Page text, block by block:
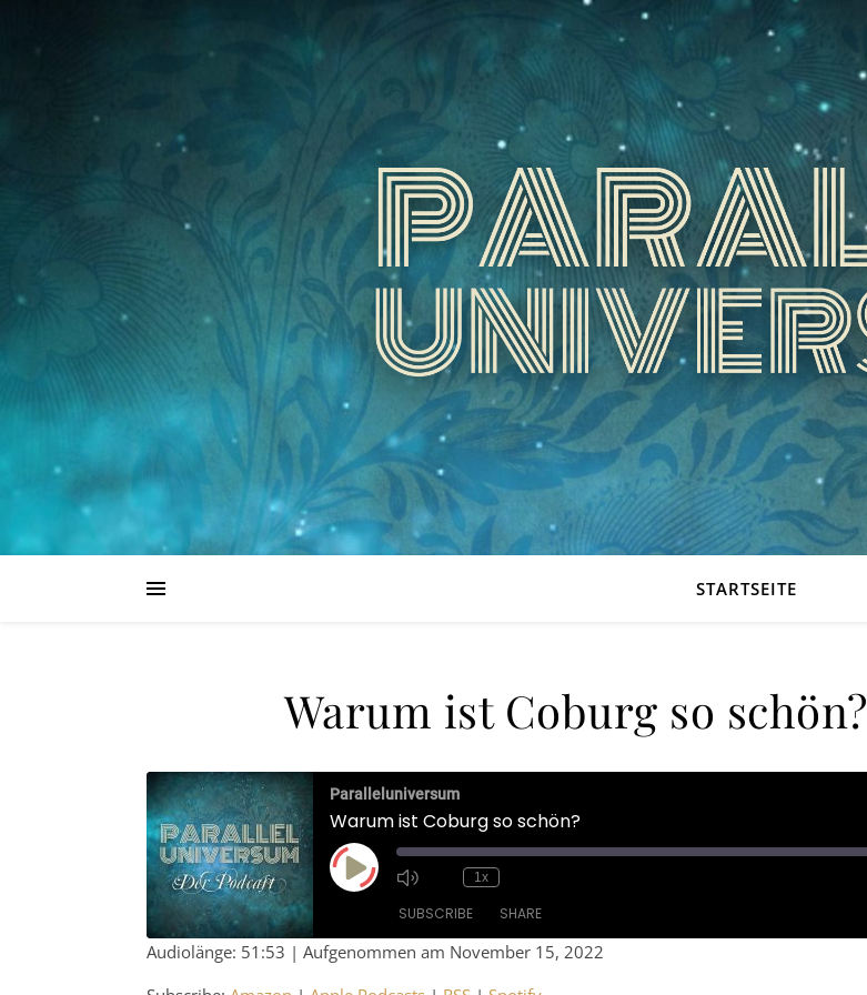
STARTSEITE
Warum ist Coburg so schön?
Paralleluniversum
Warum ist Coburg so schön?
Play Episode 1x
SUBSCRIBE SHARE
SHARE
Audiolänge: 51:53 | Aufgenommen am November 15, 2022